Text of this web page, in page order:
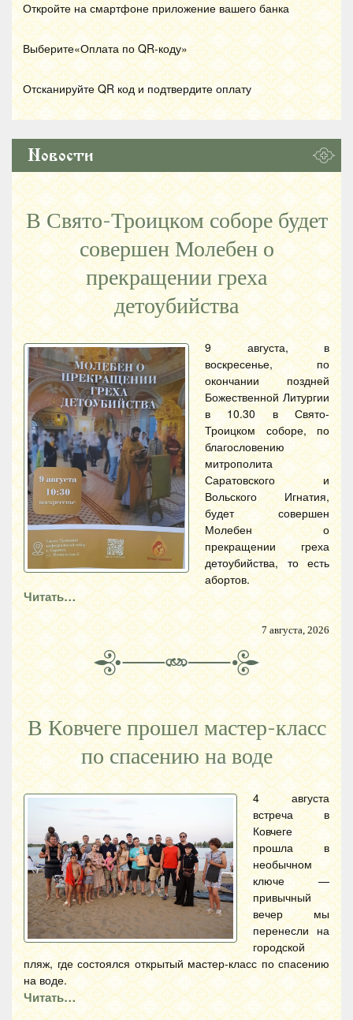
Откройте на смартфоне приложение вашего банка
Выберите«Оплата по QR-коду»
Отсканируйте QR код и подтвердите оплату
Новости
В Свято-Троицком соборе будет
совершен Молебен о
прекращении греха
детоубийства
9 августа, в
воскресенье, по
окончании поздней
Божественной Литургии
в 10.30 в Свято-
Троицком соборе, по
благословению
митрополита
Саратовского и
Вольского Игнатия,
будет совершен
Молебен о
прекращении греха
детоубийства, то есть
абортов.
Читать…
7 августа, 2026
В Ковчеге прошел мастер-класс
по спасению на воде
4 августа
встреча в
Ковчеге
прошла в
необычном
ключе —
привычный
вечер мы
перенесли на
городской
пляж, где состоялся открытый мастер-класс по спасению
на воде.
Читать…